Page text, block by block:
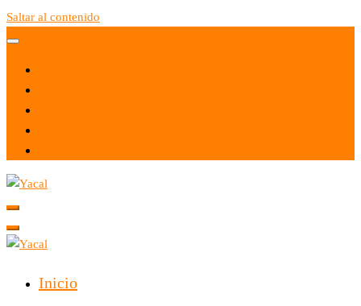
Saltar al contenido
Yacal micro hosting
Inicio